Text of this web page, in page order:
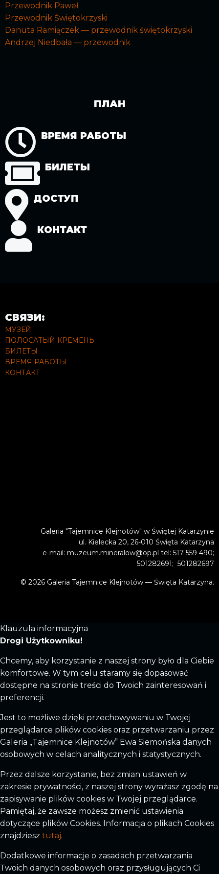
Przewodnik Paweł
Przewodnik Świętokrzyski
Danuta Ramiączek — przewodnik świętokrzyski
Andrzej Niedbała — przewodnik
ПЛАН
ВРЕМЯ РАБОТЫ
БИЛЕТЫ
ДОСТУП
КОНТАКТ
СВЯЗИ:
МУЗЕЙ
ПОЛОСАТЫЙ КРЕМЕНЬ
БИЛЕТЫ
ВРЕМЯ РАБОТЫ
КОНТАКТ
Galeria "Tajemnice Klejnotów" w Świętej Katarzynie
ul. Kielecka 20, 26-010 Święta Katarzyna
e-mail: muzeum.mineralow@op.pl tel: 517 559 490;
501282691; 501282697
© 2026 Galeria Tajemnice Klejnotów — Święta Katarzyna.
Klauzula informacyjna
Drogi Użytkowniku!
Chcemy, aby korzystanie z naszej strony było dla Ciebie
komfortowe. W tym celu staramy się dopasować
dostępne na stronie treści do Twoich zainteresowań i
preferencji.
Jest to możliwe dzięki przechowywaniu w Twojej
przeglądarce plików cookies oraz przetwarzaniu przez
Galeria „Tajemnice Klejnotów” Ewa Siemońska danych
osobowych w celach analitycznych i statystycznych.
Przez dalsze korzystanie, bez zmian ustawień w
zakresie prywatności, z naszej strony wyrażasz zgodę na
zapisywanie plików cookies w Twojej przeglądarce.
Pamiętaj, że zawsze możesz zmienić ustawienia
dotyczące plików Cookies. Informacja o plikach Cookies
znajdziesz tutaj.
Dodatkowe informacje o zasadach przetwarzania
Twoich danych osobowych oraz przysługujących Ci